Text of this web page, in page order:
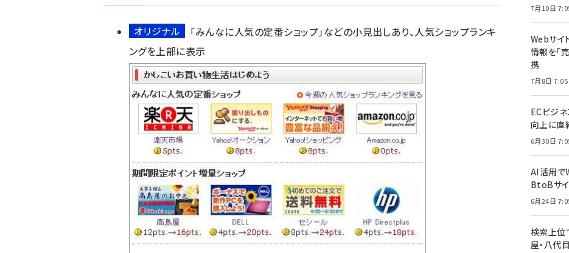
オリジナル
「みんなに人気の定番ショップ」などの小見出しあり、人気ショップランキ
ングを上部に表示
7月10日
Webサイ
情報を「
携
7月8日 7:05
ECビジ
向上に直
6月30日
AI活用で
BtoBサイ
6月24日
検索上位
屋・八代